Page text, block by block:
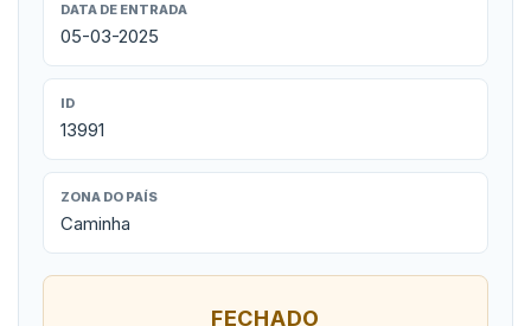
DATA DE ENTRADA
05-03-2025
ID
13991
ZONA DO PAÍS
Caminha
FECHADO